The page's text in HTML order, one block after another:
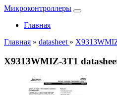
Микроконтроллеры
Главная
Главная » datasheet »
X9313WMIZ-3T1